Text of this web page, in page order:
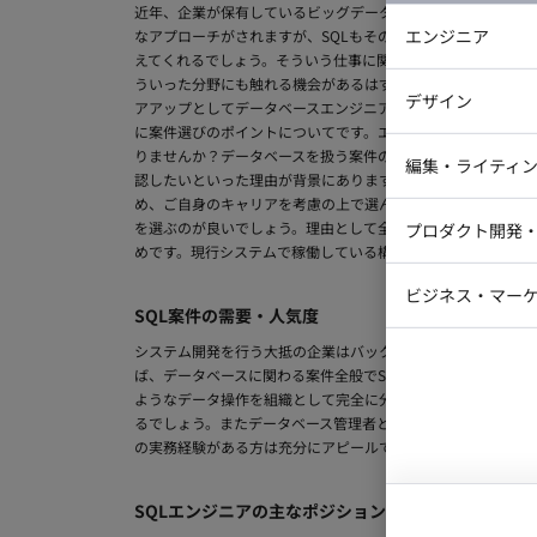
近年、企業が保有しているビッグデータの分析や活用が話題
なアプローチがされますが、SQLもその手段の1つです。解
えてくれるでしょう。そういう仕事に関われたらやりがいも
ういった分野にも触れる機会があるはずです。また個人情報
アアップとしてデータベースエンジニアへの道もあります。
に案件選びのポイントについてです。エンジニアを募集する
りませんか？データベースを扱う案件の場合はその性質上、
認したいといった理由が背景にあります。経験のある方であ
め、ご自身のキャリアを考慮の上で選んでください。まだ経
を選ぶのが良いでしょう。理由として全くゼロの状態から
めです。現行システムで稼働している構文を確認し調べてい
SQL案件の需要・人気度
システム開発を行う大抵の企業はバックエンドにデータベー
ば、データベースに関わる案件全般でSQLを習得しているこ
ようなデータ操作を組織として完全に分離しているケースも
るでしょう。またデータベース管理者といった案件は人気・
の実務経験がある方は充分にアピールできるポイントなので
SQLエンジニアの主なポジションとフレームワーク
エンジニア
インフラエ
テストエン
デザイン
Webデザイ
ラストレー
編集・ライティ
プロダクト開発
クトマネー
ビジネス・マー